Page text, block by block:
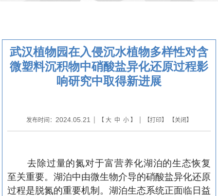
武汉植物园在入侵沉水植物多样性对含
微塑料沉积物中硝酸盐异化还原过程影
响研究中取得新进展
发布时间： 2024.05.21 | 【 大 中 小】 | 【打印】 【关闭】
去除过量的氮对于富营养化湖泊的生态恢复
至关重要。湖泊中由微生物介导的硝酸盐异化还原
过程是脱氮的重要机制。湖泊生态系统正面临日益